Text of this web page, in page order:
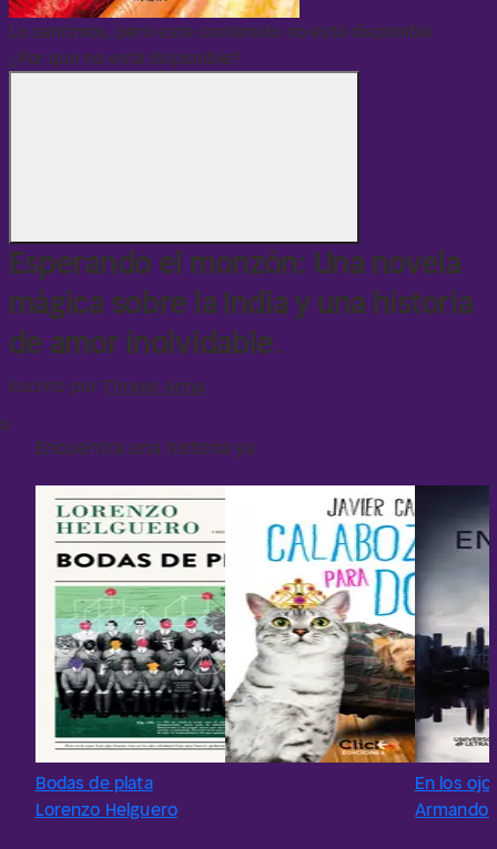
Lo sentimos, pero este contenido no está disponible
¿Por qué no está disponible?
Esperando el monzón: Una novela
mágica sobre la India y una historia
de amor inolvidable.
Escrito porThrees Anna
o
Encuentra una historia ya
Bodas de plata
Lorenzo Helguero
En los
Armando